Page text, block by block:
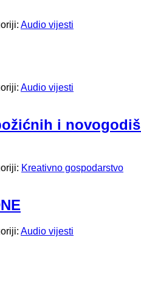
Audio vijesti
Audio vijesti
i
Kreativno gospodarstvo
Audio vijesti